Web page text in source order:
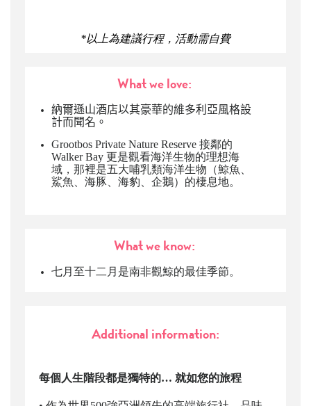
*以上為建議行程，活動需自費
What we love:
納爾遜山酒店以其豪華的維多利亞風格設
計而聞名。
Grootbos Private Nature Reserve 接鄰的
Walker Bay 更是觀看海洋生物的理想海
域，那裡是五大哺乳類海洋生物（鯨魚、
鯊魚、海豚、海豹、企鵝）的棲息地。
What we know:
七月至十二月是南非觀鯨的最佳季節。
Additional information:
每個人生階段都是獨特的… 就如您的旅程